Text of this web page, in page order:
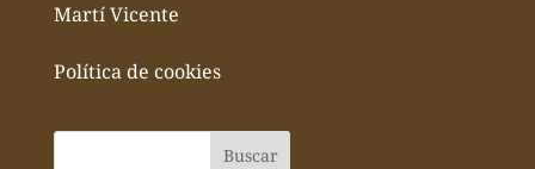
Martí Vicente
Política de cookies